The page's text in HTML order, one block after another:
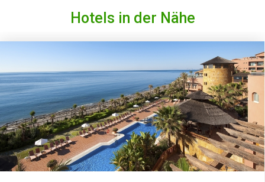
Hotels in der Nähe